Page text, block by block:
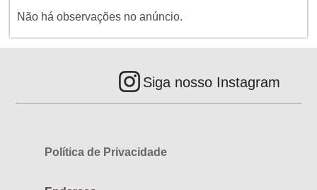
Não há observações no anúncio.
Siga nosso Instagram
Política de Privacidade